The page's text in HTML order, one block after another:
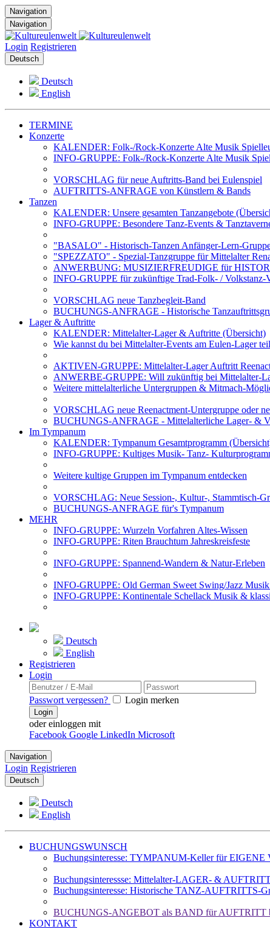
Navigation
Navigation
Login Registrieren
Deutsch
Deutsch
English
TERMINE
Konzerte
KALENDER: Folk-/Rock-Konzerte Alte Musik
INFO-GRUPPE: Folk-/Rock-Konzerte Alte Musik
VORSCHLAG für neue Auftritts-Band bei Eulenspiel
AUFTRITTS-ANFRAGE von Künstlern & Bands
Tanzen
KALENDER: Unsere gesamten Tanzangebote
INFO-GRUPPE: Besondere Tanz-Events &
"BASALO" - Historisch-Tanzen Anfänger-Lern-
"SPEZZATO" - Spezial-Tanzgruppe für Mittelalter
ANWERBUNG: MUSIZIERFREUDIGE für
INFO-GRUPPE für zukünftige Trad-Folk- / Volkstanz-
VORSCHLAG neue Tanzbegleit-Band
BUCHUNGS-ANFRAGE - Historische
Lager & Auftritte
KALENDER: Mittelalter-Lager & Auftritte (Übersicht)
Wie kannst du bei Mittelalter-Events am Eulen-Lager
AKTIVEN-GRUPPE: Mittelalter-Lager Auftritt
ANWERBE-GRUPPE: Will zukünftig bei Mittelalter-
Weitere mittelalterliche Untergruppen & Mitmach-
VORSCHLAG neue Reenactment-Untergruppe oder
BUCHUNGS-ANFRAGE - Mittelalterliche Lager- &
Im Tympanum
KALENDER: Tympanum Gesamtprogramm
INFO-GRUPPE: Kultiges Musik- Tanz-
Weitere kultige Gruppen im Tympanum entdecken
VORSCHLAG: Neue Session-, Kultur-, Stammtisch-
BUCHUNGS-ANFRAGE für's Tympanum
MEHR
INFO-GRUPPE: Wurzeln Vorfahren Altes-Wissen
INFO-GRUPPE: Riten Brauchtum Jahreskreisfeste
INFO-GRUPPE: Spannend-Wandern & Natur-Erleben
INFO-GRUPPE: Old German Sweet Swing/Jazz
INFO-GRUPPE: Kontinentale Schellack Musik &
Deutsch
English
Registrieren
Login
Passwort vergessen? Login merken
Login
oder einloggen mit
Facebook Google LinkedIn Microsoft
Navigation
Login Registrieren
Deutsch
Deutsch
English
BUCHUNGSWUNSCH
Buchungsinteresse: TYMPANUM-Keller für EIGENE
Buchungsinteressse: Mittelalter-LAGER- &
Buchungsinteresse: Historische TANZ-AUFTRITTS-
BUCHUNGS-ANGEBOT als BAND für AUFTRITT
KONTAKT